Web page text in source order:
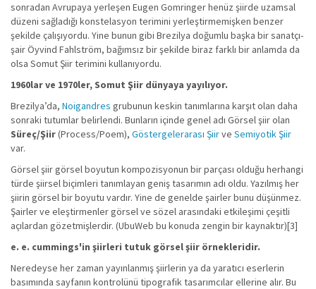
sonradan Avrupaya yerleşen Eugen Gomringer henüz şiirde uzamsal
düzeni sağladığı konstelasyon terimini yerleştirmemişken benzer
şekilde çalışıyordu. Yine bunun gibi Brezilya doğumlu başka bir sanatçı-
şair Öyvind Fahlström, bağımsız bir şekilde biraz farklı bir anlamda da
olsa Somut Şiir terimini kullanıyordu.
1960lar ve 1970ler, Somut Şiir dünyaya yayılıyor.
Brezilya’da, Noigandres grubunun keskin tanımlarına karşıt olan daha
sonraki tutumlar belirlendi. Bunların içinde genel adı Görsel şiir olan
Süreç/Şiir(Process/Poem), Göstergelerarası Şiirve Semiyotik Şiir
var.
Görsel şiir görsel boyutun kompozisyonun bir parçası olduğu herhangi
türde şiirsel biçimleri tanımlayan geniş tasarımın adı oldu. Yazılmış her
şiirin görsel bir boyutu vardır. Yine de genelde şairler bunu düşünmez.
Şairler ve eleştirmenler görsel ve sözel arasındaki etkileşimi çeşitli
açılardan gözetmişlerdir. (UbuWeb bu konuda zengin bir kaynaktır)[3]
e. e. cummings'in şiirleri tutuk görsel şiir örnekleridir.
Neredeyse her zaman yayınlanmış şiirlerin ya da yaratıcı eserlerin
basımında sayfanın kontrolünü tipografik tasarımcılar ellerine alır. Bu